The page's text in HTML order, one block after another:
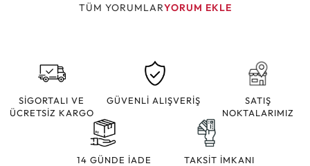
TÜM YORUMLARYORUM EKLE
SİGORTALI VE
ÜCRETSİZ KARGO
GÜVENLİ ALIŞVERİŞ
SATIŞ
NOKTALARIMIZ
14 GÜNDE İADE TAKSİT İMKANI